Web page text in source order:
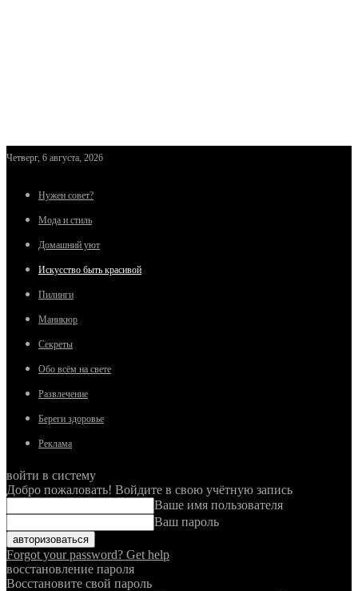
Четверг, 6 августа, 2026
Нужен совет?
Мода и стиль
Домашний уют
Искусство быть красивой
Пилинги
Маникюр
Секреты
Обо всём на свете
Развлечение
Береги здоровье
Реклама
войти в систему
Добро пожаловать! Войдите в свою учётную запись
Ваше имя пользователя
Ваш пароль
Forgot your password? Get help
восстановление пароля
Восстановите свой пароль